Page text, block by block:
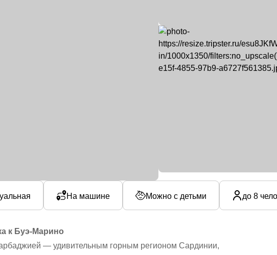
На машине Можно с детьми до 8
к Буэ-Марино
— удивительным горным регионом Сардинии,